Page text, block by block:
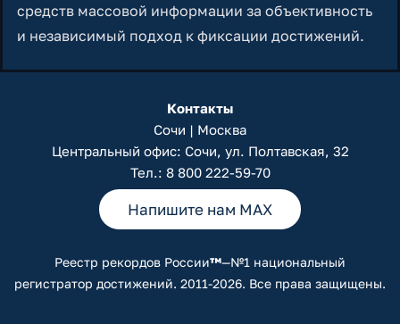
средств массовой информации за объективность
и независимый подход к фиксации достижений.
Контакты
Сочи | Москва
Центральный офис: Сочи, ул. Полтавская, 32
Тел.: 8 800 222-59-70
Напишите нам MAX
Реестр рекордов России™—№1 национальный
регистратор достижений. 2011-2026. Все права защищены.